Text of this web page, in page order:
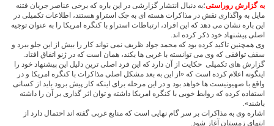
به گزارش روراستی؛به دنبال انتشار گزارشی در این باره که برخی عناصر جریان فتنه
مایل به واگذاری نقش در مذاکرات هسته ای به جک استراو هستند، اطلاعات تکمیلی در
این باره نشان می دهد که این افراد، ارتباطات استراو با کنگره امریکا را به عنوان توجیه
اصلی پیشنهاد خود ذکر کرده اند.
وی همچنین تاکید کرده بود که محمد جواد ظریف نمی تواند کار را بیش از این جلو ببرد و
سقف توافقی که وی می توانسته با غربی ها بکند، همان است که در ژنو اتفاق افتاد.
گزارش های تکمیلی حکایت از آن دارد که این فرد اصلی ترین دلیل این پیشنهاد خود را
اینگونه اعلام کرده است که «از این به بعد مشکل اصلی مذاکرات با کنگره امریکا و در
واقع با صهیونیست ها خواهد بود و در این مرحله برای اینکه کار پیش برود باید از کسانی
استفاده کرده که روابط خوبی با کنگره امریکا داشته و توان اثر گذاری بر آن را داشته
باشند».
اشاره وی به مذاکرات بر سر گام نهایی است که منابع غربی گفته اند احتمال دارد از
انتهای زمستان آغاز شود.